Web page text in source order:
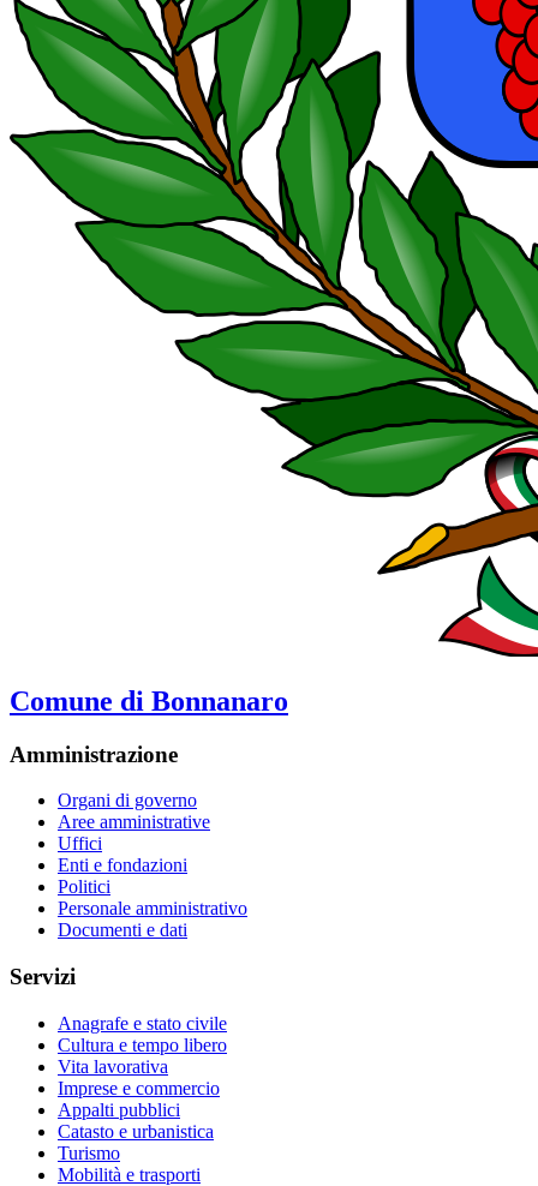
Comune di Bonnanaro
Amministrazione
Organi di governo
Aree amministrative
Uffici
Enti e fondazioni
Politici
Personale amministrativo
Documenti e dati
Servizi
Anagrafe e stato civile
Cultura e tempo libero
Vita lavorativa
Imprese e commercio
Appalti pubblici
Catasto e urbanistica
Turismo
Mobilità e trasporti